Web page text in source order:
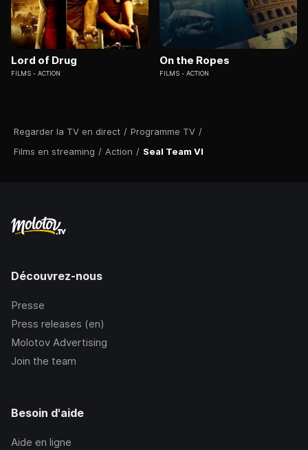
Regarder la TV en direct / Programme TV /
Films en streaming / Action / Seal Team VI
Lord of Drug
FILMS ACTION
On the Ropes
FILMS ACTION
Découvrez-nous
Presse
Press releases (en)
Molotov Advertising
Join the team
Besoin d'aide
Aide en ligne